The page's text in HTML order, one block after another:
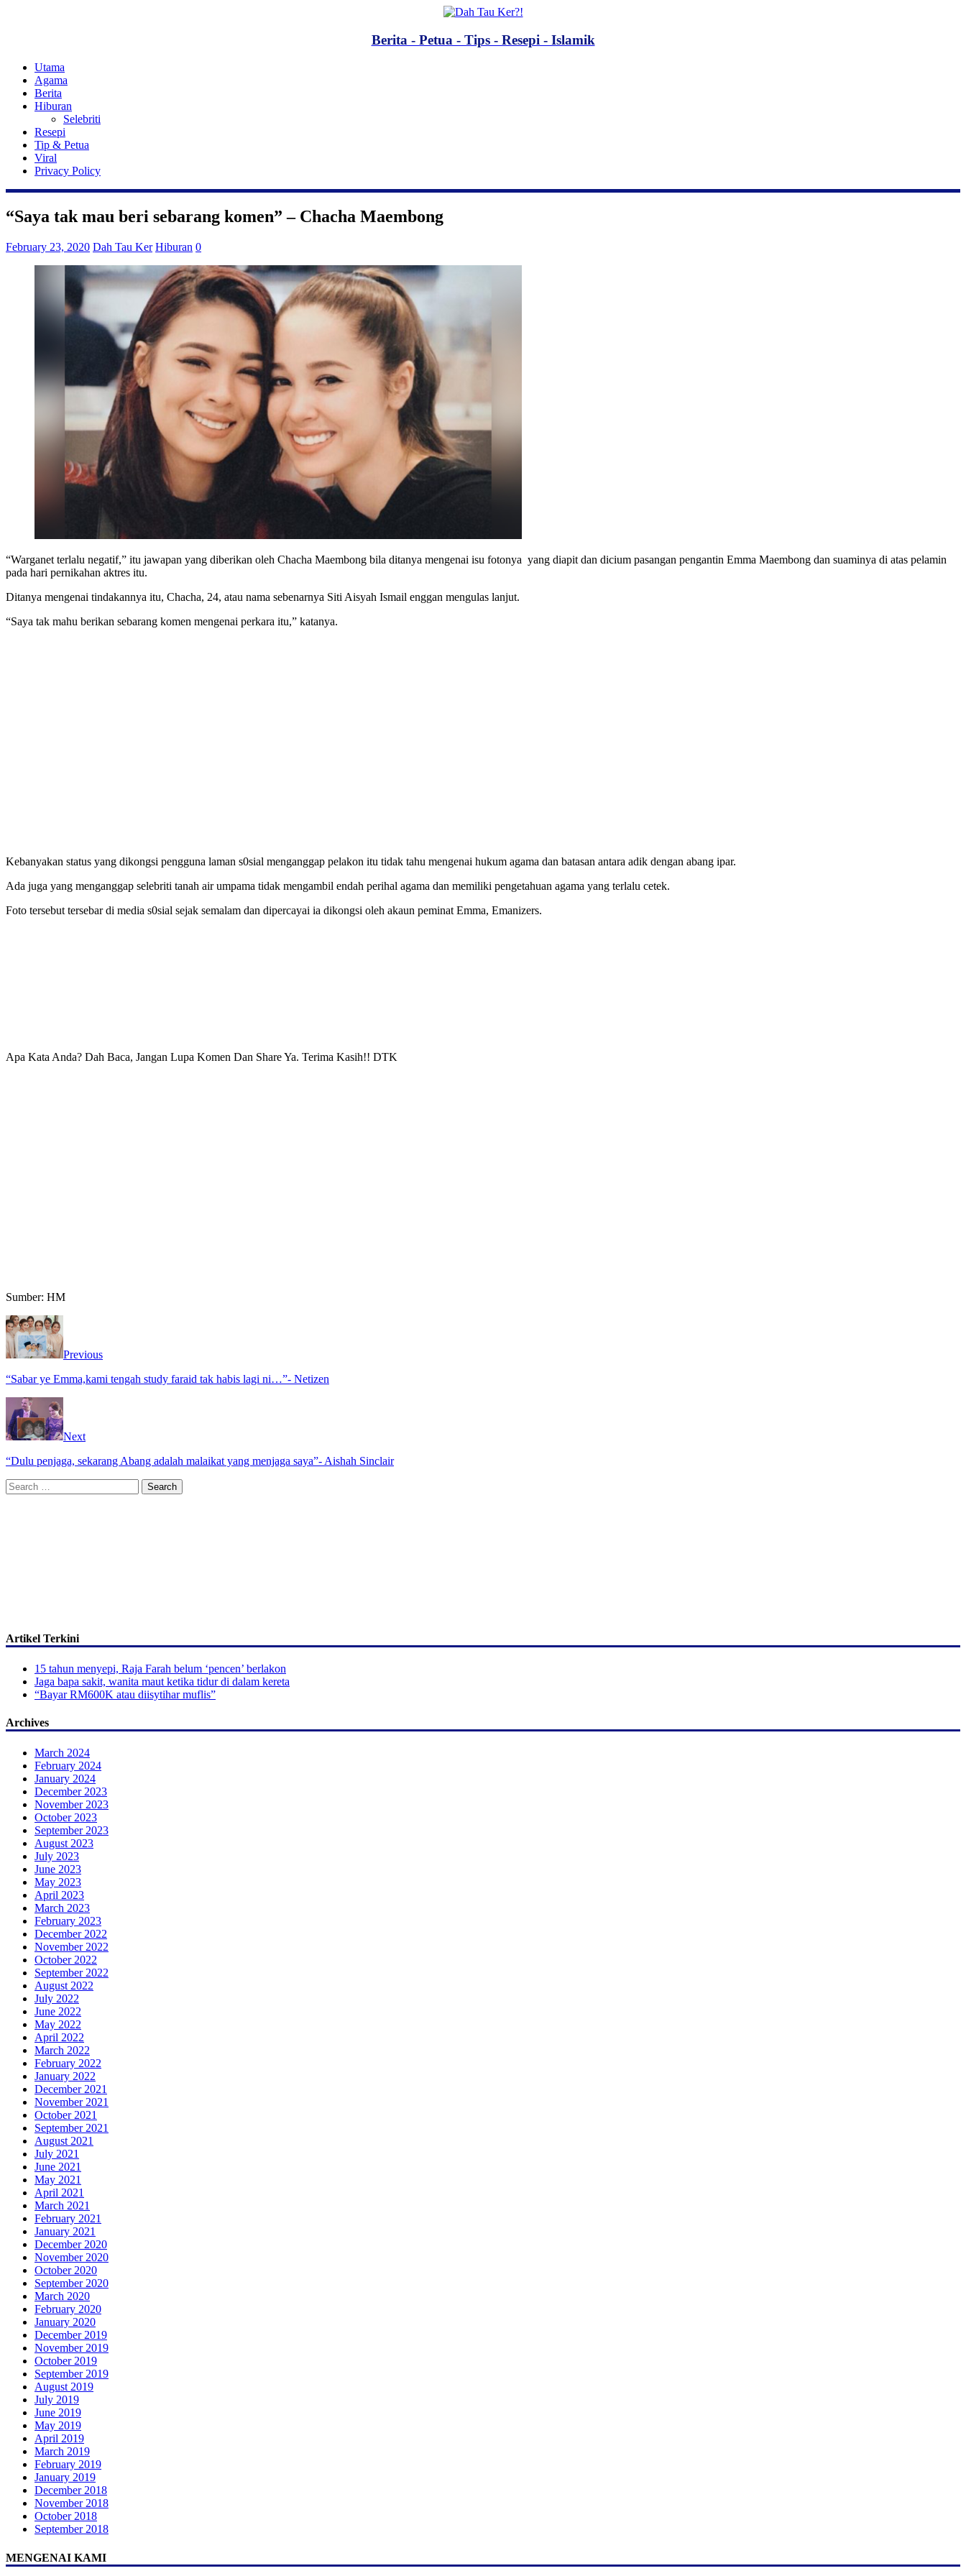
Berita - Petua - Tips - Resepi - Islamik
Utama
Agama
Berita
Hiburan
Selebriti
Resepi
Tip & Petua
Viral
Privacy Policy
“Saya tak mau beri sebarang komen” – Chacha Maembong
February 23, 2020 Dah Tau Ker Hiburan 0
“Warganet terlalu negatif,” itu jawapan yang diberikan oleh Chacha Maembong bila ditanya mengenai isu fotonya yang diapit dan dicium pasangan pengantin Emma Maembong dan suaminya di atas pelamin
pada hari pernikahan aktres itu.
Ditanya mengenai tindakannya itu, Chacha, 24, atau nama sebenarnya Siti Aisyah Ismail enggan mengulas lanjut.
“Saya tak mahu berikan sebarang komen mengenai perkara itu,” katanya.
Kebanyakan status yang dikongsi pengguna laman s0sial menganggap pelakon itu tidak tahu mengenai hukum agama dan batasan antara adik dengan abang ipar.
Ada juga yang menganggap selebriti tanah air umpama tidak mengambil endah perihal agama dan memiliki pengetahuan agama yang terlalu cetek.
Foto tersebut tersebar di media s0sial sejak semalam dan dipercayai ia dikongsi oleh akaun peminat Emma, Emanizers.
Apa Kata Anda? Dah Baca, Jangan Lupa Komen Dan Share Ya. Terima Kasih!! DTK
Sumber: HM
Previous
“Sabar ye Emma,kami tengah study faraid tak habis lagi ni…”- Netizen
Next
“Dulu penjaga, sekarang Abang adalah malaikat yang menjaga saya”- Aishah Sinclair
Search
for:
Artikel Terkini
15 tahun menyepi, Raja Farah belum ‘pencen’ berlakon
Jaga bapa sakit, wanita maut ketika tidur di dalam kereta
“Bayar RM600K atau diisytihar muflis”
Archives
March 2024
February 2024
January 2024
December 2023
November 2023
October 2023
September 2023
August 2023
July 2023
June 2023
May 2023
April 2023
March 2023
February 2023
December 2022
November 2022
October 2022
September 2022
August 2022
July 2022
June 2022
May 2022
April 2022
March 2022
February 2022
January 2022
December 2021
November 2021
October 2021
September 2021
August 2021
July 2021
June 2021
May 2021
April 2021
March 2021
February 2021
January 2021
December 2020
November 2020
October 2020
September 2020
March 2020
February 2020
January 2020
December 2019
November 2019
October 2019
September 2019
August 2019
July 2019
June 2019
May 2019
April 2019
March 2019
February 2019
January 2019
December 2018
November 2018
October 2018
September 2018
MENGENAI KAMI